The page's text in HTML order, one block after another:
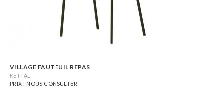
VILLAGE FAUTEUIL REPAS
KETTAL
PRIX : NOUS CONSULTER